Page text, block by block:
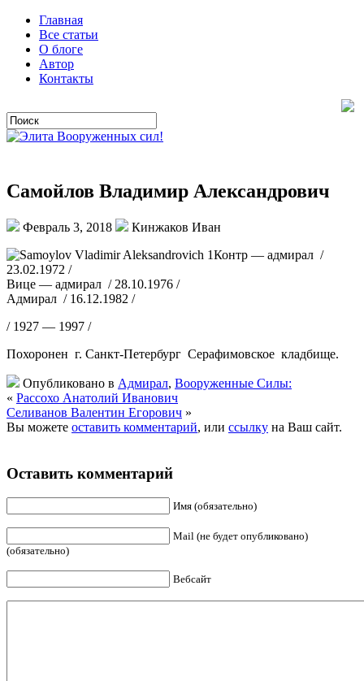
Главная
Все статьи
О блоге
Автор
Контакты
Самойлов Владимир Александрович
Февраль 3, 2018
Кинжаков Иван
Контр — адмирал /
23.02.1972 /
Вице — адмирал / 28.10.1976 /
Адмирал / 16.12.1982 /
/ 1927 — 1997 /
Похоронен г. Санкт-Петербург Серафимовское кладбище.
Опубликовано в Адмирал, Вооруженные Силы:
« Рассохо Анатолий Иванович
Селиванов Валентин Егорович »
Вы можете оставить комментарий, или ссылку на Ваш сайт.
Оставить комментарий
Имя (обязательно)
Mail (не будет опубликовано)
(обязательно)
Вебсайт